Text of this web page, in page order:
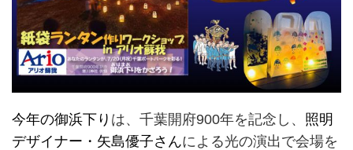
今年の御浜下り は、千葉開府900年を記念し、 照明
デザイナー・矢島優子さんによる光の演出で会場を